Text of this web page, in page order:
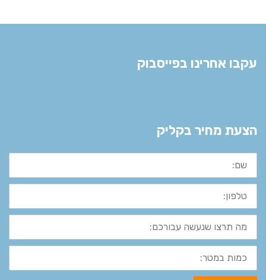
עקבו אחרינו בפייסבוק
הצעת מחיר בקליק
שם:
טלפון:
מה
תרצו
שנעשה
עבורכם:
כמות
במטר: